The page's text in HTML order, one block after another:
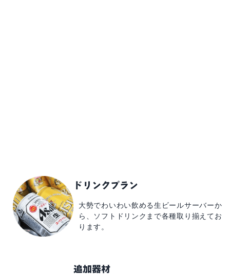
ドリンクプラン
大勢でわいわい飲める生ビールサーバーか
ら、 ソフトドリンクまで各種取り揃えてお
ります。
追加器材